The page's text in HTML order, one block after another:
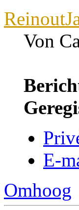
Von
E-
Omhoog